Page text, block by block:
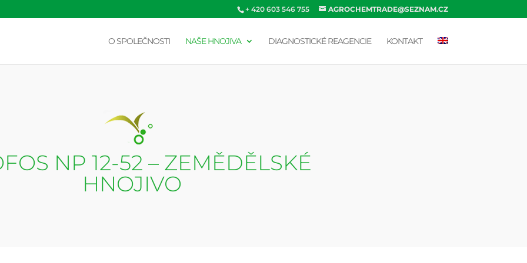
+ 420 603 546 755 AGROCHEMTRADE@SEZNAM.CZ
O SPOLEČNOSTI NAŠE HNOJIVA DIAGNOSTICKÉ REAGENCIE KONTAKT
NP 12-52 – ZEMĚDĚLSKÉ
HNOJIVO